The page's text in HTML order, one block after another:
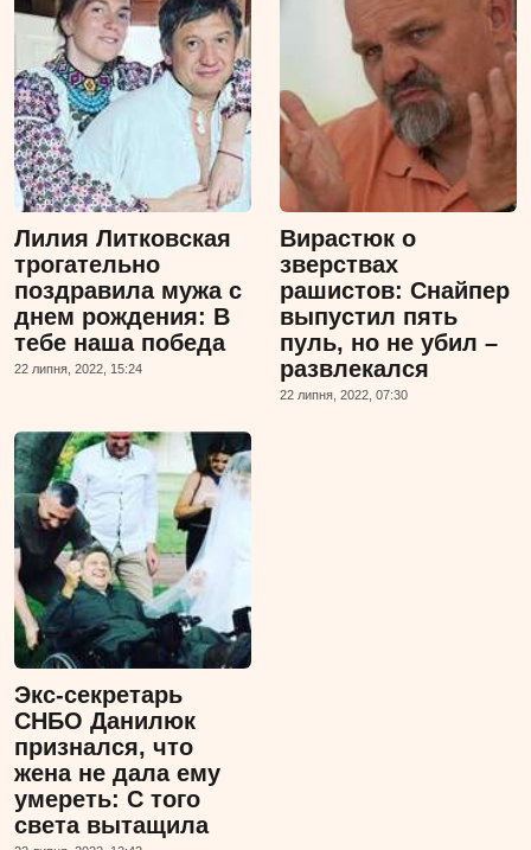
Лилия Литковская
трогательно
поздравила мужа с
днем рождения: В
тебе наша победа
22 липня, 2022, 15:24
Вирастюк о
зверствах
рашистов: Снайпер
выпустил пять
пуль, но не убил –
развлекался
22 липня, 2022, 07:30
Экс-секретарь
СНБО Данилюк
признался, что
жена не дала ему
умереть: С того
света вытащила